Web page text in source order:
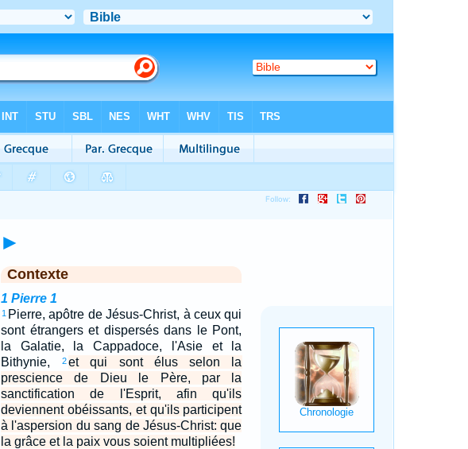
►
Contexte
1 Pierre 1
1 Pierre, apôtre de Jésus-Christ, à ceux qui
sont étrangers et dispersés dans le Pont,
la Galatie, la Cappadoce, l'Asie et la
Bithynie,
2et qui sont élus selon la
prescience de Dieu le Père, par la
sanctification de l'Esprit, afin qu'ils
deviennent obéissants, et qu'ils participent
à l'aspersion du sang de Jésus-Christ: que
la grâce et la paix vous soient multipliées!